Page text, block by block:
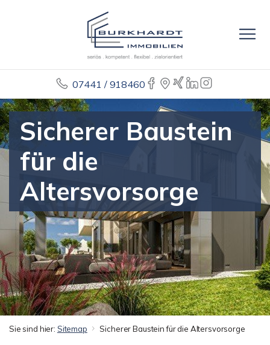
07441 / 918460
Sicherer Baustein
für die
Altersvorsorge
Sie sind hier: Sitemap Sicherer Baustein für die Altersvorsorge